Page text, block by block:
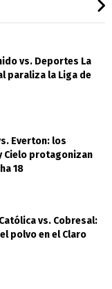
vs. Deportes La
paraliza la Liga de
Everton: los
Cielo protagonizan
18
vs. Cobresal:
polvo en el Claro